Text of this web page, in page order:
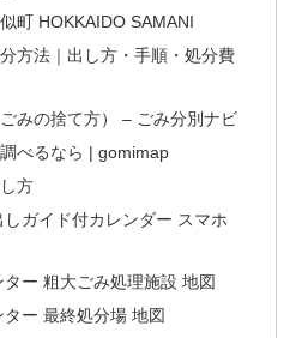
町 HOKKAIDO SAMANI
方法｜出し方・手順・処分費
みの捨て方） – ごみ分別ナビ
べるなら | gomimap
方
ガイド付カレンダー スマホ
ー 粗大ごみ処理施設 地図
ー 最終処分場 地図